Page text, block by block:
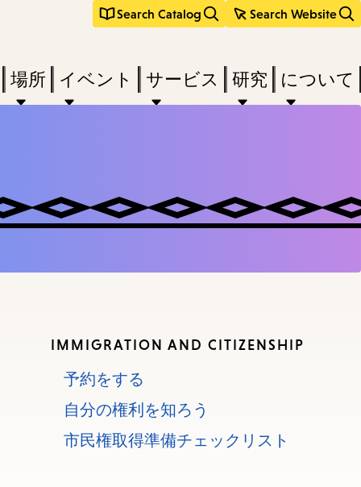
Search Catalog Search Website
場所 イベント サービス 研究 について
IMMIGRATION AND CITIZENSHIP
予約をする
自分の権利を知ろう
市民権取得準備チェックリスト